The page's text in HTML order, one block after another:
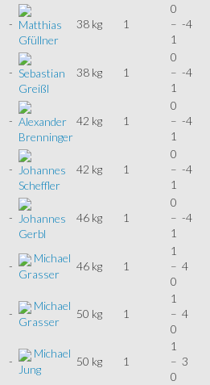
- Matthias
Gfüllner
38 kg 1
0
–
1
-4
- Sebastian
Greißl
38 kg 1
0
–
1
-4
- Alexander
Brenninger
42 kg 1
0
–
1
-4
-
Johannes
Scheffler
42 kg 1
0
–
1
-4
-
Johannes
Gerbl
46 kg 1
0
–
1
-4
-
Michael
Grasser
46 kg 1
1
–
0
4
-
Michael
Grasser
50 kg 1
1
–
0
4
-
Michael
Jung
50 kg 1
1
–
0
3